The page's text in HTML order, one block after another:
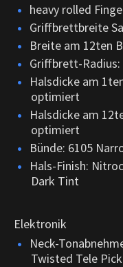
heavy rolled
Griffbrettbreite
Breite am 12ten
Griffbrett-Radius:
Halsdicke am
optimiert
Halsdicke am
optimiert
Bünde: 6105
Hals-Finish:
Dark Tint
Elektronik
Neck-
Twisted Tele